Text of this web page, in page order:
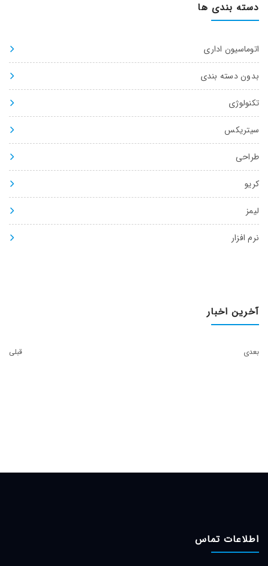
دسته بندی ها
اتوماسیون اداری
بدون دسته بندی
تکنولوژی
سیتریکس
طراحی
کریو
لیمز
نرم افزار
آخرین اخبار
قبلی بعدی
اطلاعات تماس